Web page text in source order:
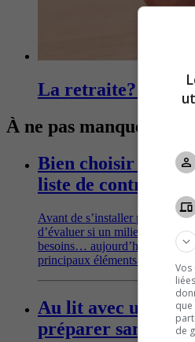
La retraite? Pas
À ne pas manquer !
Bien choisir sa
liste de contrôle
Avant de s’installer pour de
d’évaluer si un milieu de vie
besoins… aujourd’hui, mais
principaux éléments à passer en
Au lit avec un
préparer sans
de